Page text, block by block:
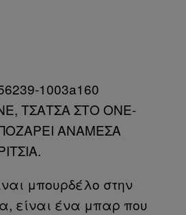
ΤΣΑΤΣΑ ΣΤΟ ONE-
ΠΟΖΑΡΕΙ ΑΝΑΜΕΣΑ
μπουρδέλο στην
είναι ένα μπαρ που